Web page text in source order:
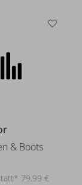
& Boots
79,99 €